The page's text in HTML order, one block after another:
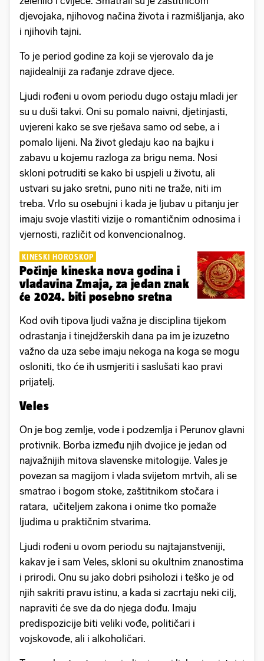
djevojaka, njihovog načina života i razmišljanja, ako
i njihovih tajni.
To je period godine za koji se vjerovalo da je
najidealniji za rađanje zdrave djece.
Ljudi rođeni u ovom periodu dugo ostaju mladi jer
su u duši takvi. Oni su pomalo naivni, djetinjasti,
uvjereni kako se sve rješava samo od sebe, a i
pomalo lijeni. Na život gledaju kao na bajku i
zabavu u kojemu razloga za brigu nema. Nosi
skloni potruditi se kako bi uspjeli u životu, ali
ustvari su jako sretni, puno niti ne traže, niti im
treba. Vrlo su osebujni i kada je ljubav u pitanju jer
imaju svoje vlastiti vizije o romantičnim odnosima i
vjernosti, različit od konvencionalnog.
KINESKI HOROSKOP
Počinje kineska nova godina i
vladavina Zmaja, za jedan znak
će 2024. biti posebno sretna
Kod ovih tipova ljudi važna je disciplina tijekom
odrastanja i tinejdžerskih dana pa im je izuzetno
važno da uza sebe imaju nekoga na koga se mogu
osloniti, tko će ih usmjeriti i saslušati kao pravi
prijatelj.
Veles
On je bog zemlje, vode i podzemlja i Perunov glavni
protivnik. Borba između njih dvojice je jedan od
najvažnijih mitova slavenske mitologije. Vales je
povezan sa magijom i vlada svijetom mrtvih, ali se
smatrao i bogom stoke, zaštitnikom stočara i
ratara, učiteljem zakona i onime tko pomaže
ljudima u praktičnim stvarima.
Ljudi rođeni u ovom periodu su najtajanstveniji,
kakav je i sam Veles, skloni su okultnim znanostima
i prirodi. Onu su jako dobri psiholozi i teško je od
njih sakriti pravu istinu, a kada si zacrtaju neki cilj,
napraviti će sve da do njega dođu. Imaju
predispozicije biti veliki vođe, političari i
vojskovođe, ali i alkoholičari.